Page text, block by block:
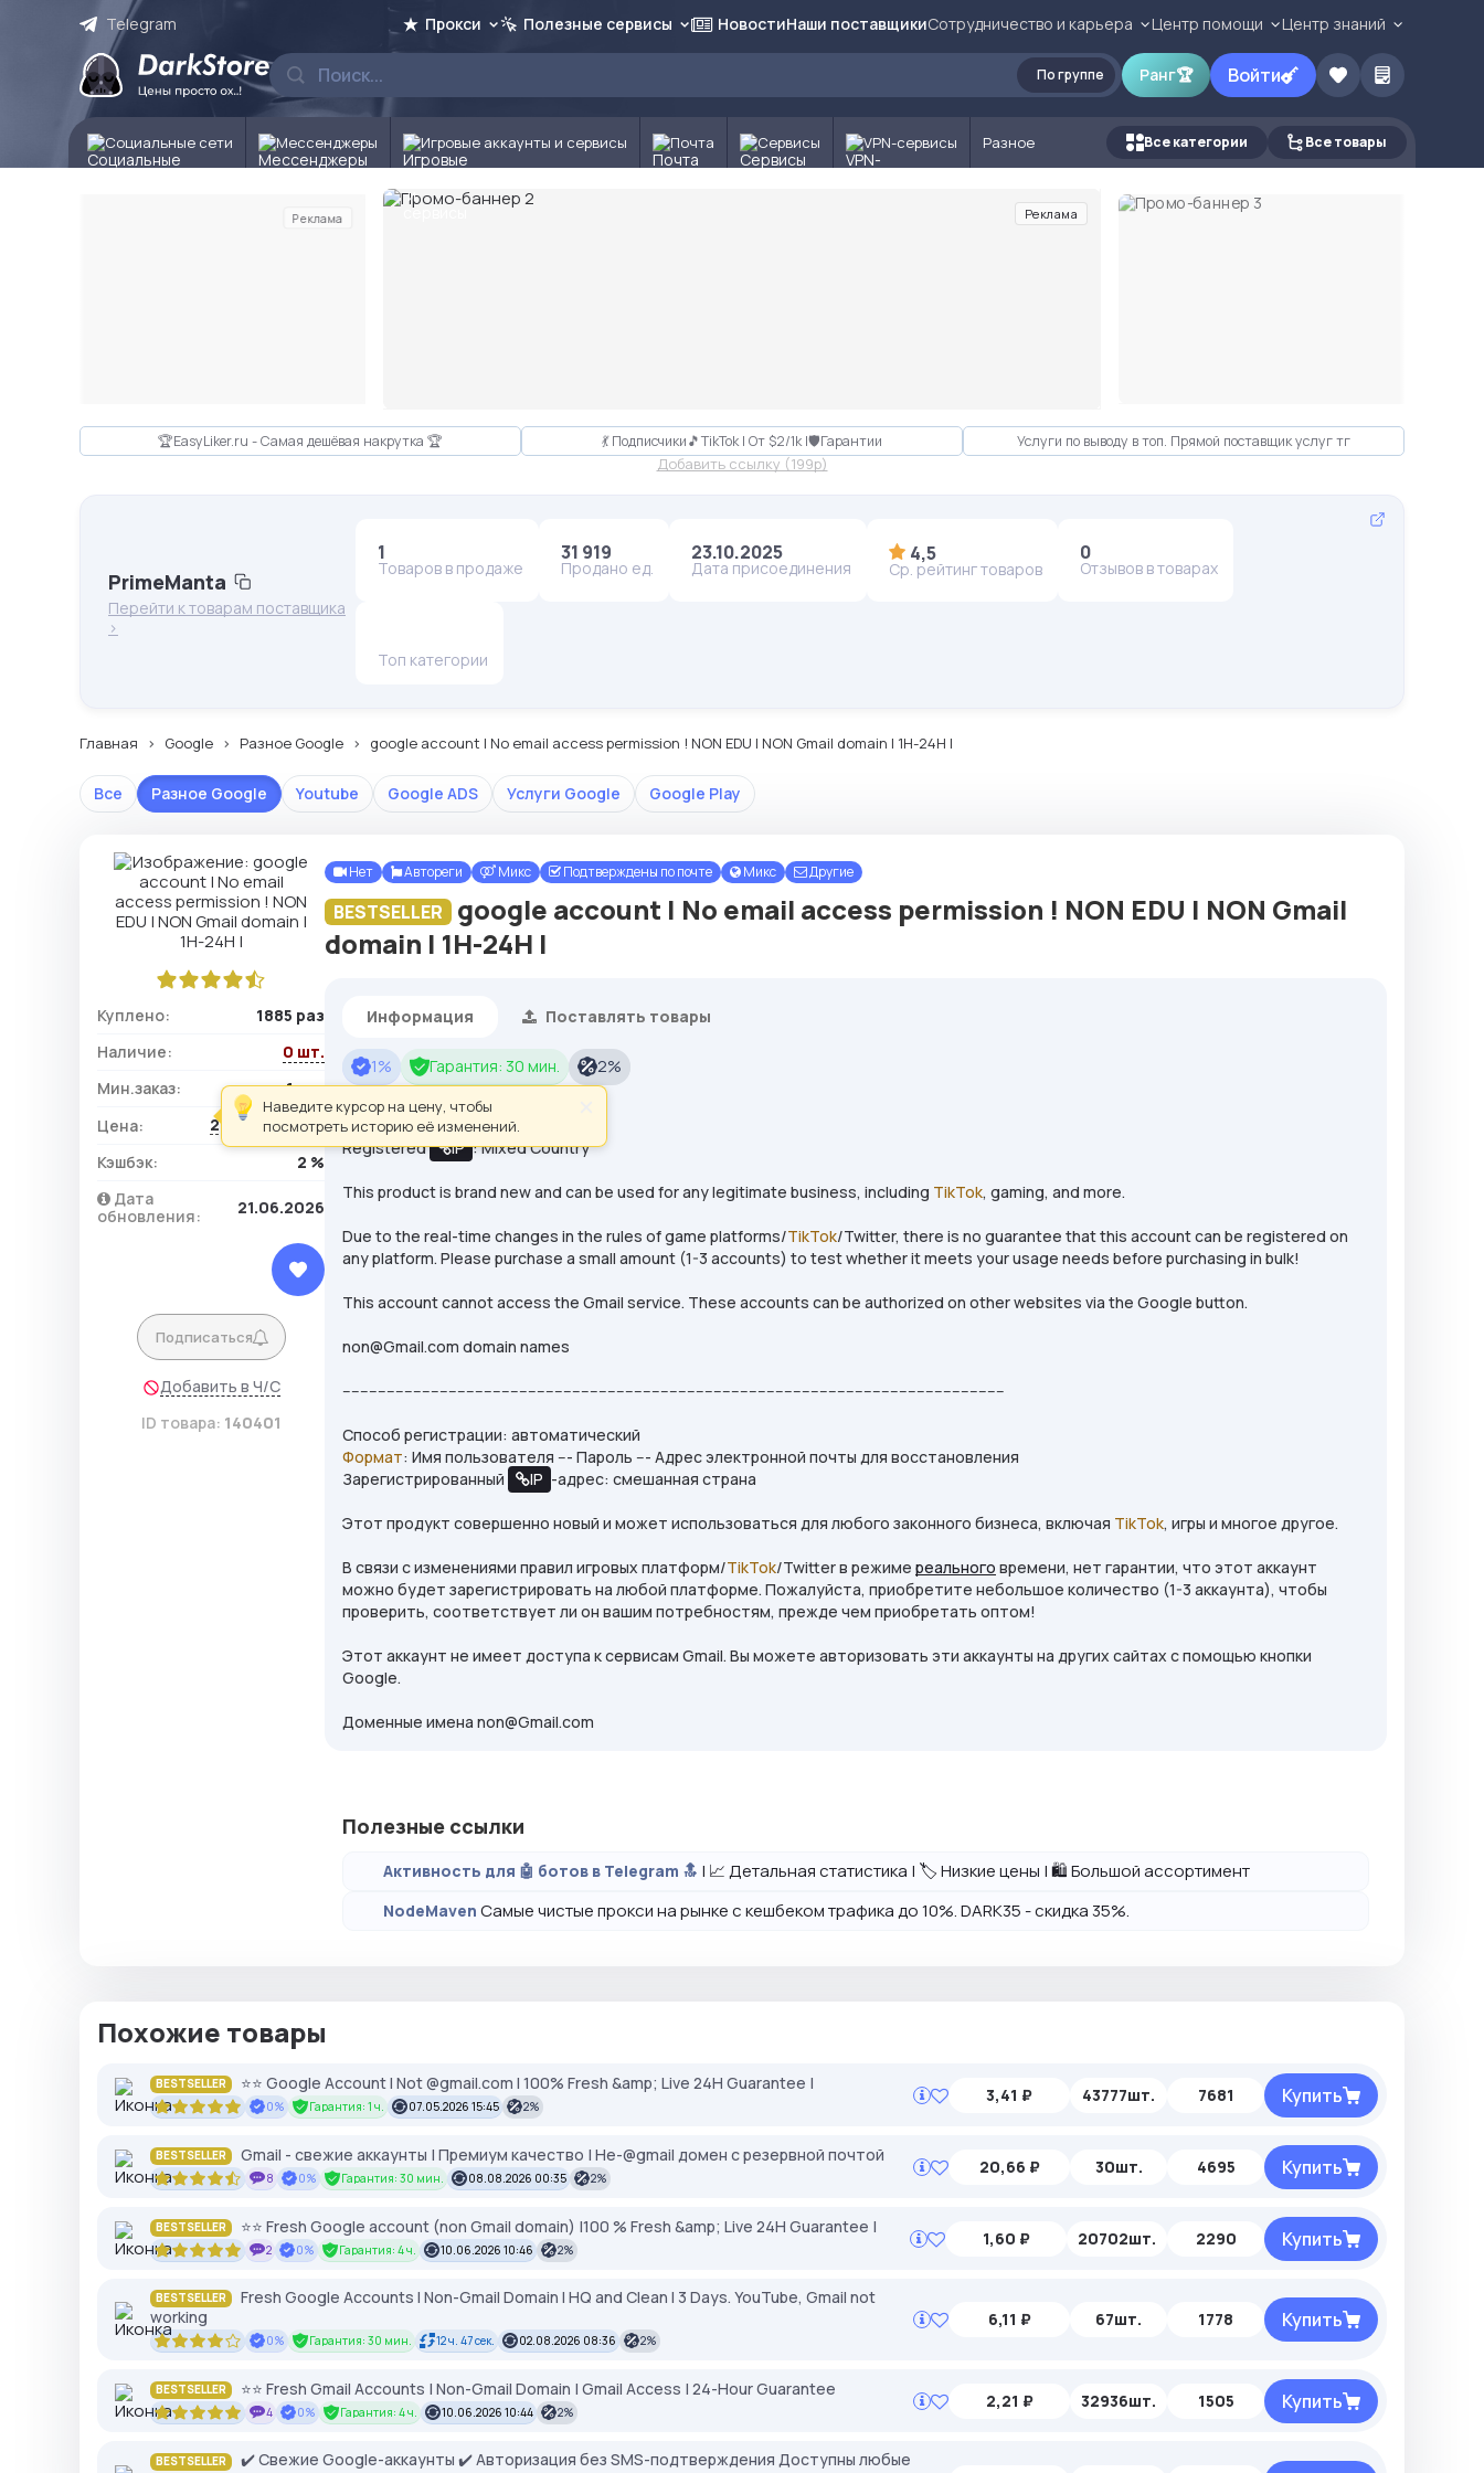
Telegram Прокси Полезные сервисы НовостиНаши поставщикиСотрудничество и карьера Центр помощи Центр знаний
По группе Ранг🏆 Войти
Социальные сети Мессенджеры Игровые аккаунты и сервисы Почта Сервисы VPN-сервисы Разное Все категории Все товары
Реклама Реклама
🏆EasyLiker.ru - Самая дешёвая накрутка 🏆 💃 Подписчики🎵TikTok | От $2/1k |🛡Гарантии Услуги по выводу в топ. Прямой поставщик услуг тг
Добавить ссылку (199p)
PrimeManta
Перейти к товарам поставщика
>
1
Товаров в продаже
31 919
Продано ед.
23.10.2025
Дата присоединения
4,5
Ср. рейтинг товаров
0
Отзывов в товарах
Топ категории
Главная Google Разное Google google account | No email access permission ! NON EDU | NON Gmail domain | 1H-24H |
Все Разное Google Youtube Google ADS Услуги Google Google Play
Куплено:
1885 раз
Наличие:
0 шт.
Мин.заказ:
1 шт.
Цена:
2,28 ₽ / шт.
Кэшбэк:
2 %
Дата
обновления:
21.06.2026
Подписаться
Добавить в Ч/С
ID товара: 140401
Нет Автореги Микс Подтверждены по почте Микс Другие
BESTSELLER
google account | No email access permission ! NON EDU | NON Gmail
domain | 1H-24H |
Информация Поставлять товары
1% Гарантия: 30 мин.
2%
Registration method:Auto
Format: Username | Password
Registered
IP : Mixed Country
This product is brand new and can be used for any legitimate business, including TikTok, gaming, and more.
Due to the real-time changes in the rules of game platforms/TikTok/Twitter, there is no guarantee that this account can be registered on
any platform. Please purchase a small amount (1-3 accounts) to test whether it meets your usage needs before purchasing in bulk!
This account cannot access the Gmail service. These accounts can be authorized on other websites via the Google button.
non@Gmail.com domain names
------------------------------------------------------------------------------------------------------------------------------------------------------
Способ регистрации: автоматический
Формат: Имя пользователя --- Пароль --- Адрес электронной почты для восстановления
Зарегистрированный
IP -адрес: смешанная страна
Этот продукт совершенно новый и может использоваться для любого законного бизнеса, включая TikTok, игры и многое другое.
В связи с изменениями правил игровых платформ/TikTok/Twitter в режиме реального времени, нет гарантии, что этот аккаунт
можно будет зарегистрировать на любой платформе. Пожалуйста, приобретите небольшое количество (1-3 аккаунта), чтобы
проверить, соответствует ли он вашим потребностям, прежде чем приобретать оптом!
Этот аккаунт не имеет доступа к сервисам Gmail. Вы можете авторизовать эти аккаунты на других сайтах с помощью кнопки
Google.
Доменные имена non@Gmail.com
Полезные ссылки
Активность для 🤖 ботов в Telegram 🔝 | 📈 Детальная статистика | 🏷️ Низкие цены | 🛍️ Большой ассортимент
NodeMaven Самые чистые прокси на рынке с кешбеком трафика до 10%. DARK35 - скидка 35%.
Похожие товары
BESTSELLER ⭐⭐ Google Account I Not @gmail.com I 100% Fresh &amp; Live 24H Guarantee |
0% Гарантия: 1 ч. 07.05.2026 15:45 2%
3,41 ₽ 43777шт. 7681 Купить
BESTSELLER Gmail - свежие аккаунты | Премиум качество | Не-@gmail домен с резервной почтой
8 0% Гарантия: 30 мин. 08.08.2026 00:35 2%
20,66 ₽ 30шт. 4695 Купить
BESTSELLER ⭐⭐ Fresh Google account (non Gmail domain) |100 % Fresh &amp; Live 24H Guarantee |
2 0% Гарантия: 4 ч. 10.06.2026 10:46 2%
1,60 ₽ 20702шт. 2290 Купить
BESTSELLER
Fresh Google Accounts I Non-Gmail Domain I HQ and Clean I 3 Days. YouTube, Gmail not
working
0% Гарантия: 30 мин. 12 ч. 47 сек. 02.08.2026 08:36 2%
6,11 ₽ 67шт. 1778 Купить
BESTSELLER ⭐⭐ Fresh Gmail Accounts | Non-Gmail Domain | Gmail Access | 24-Hour Guarantee
4 0% Гарантия: 4 ч. 10.06.2026 10:44 2%
2,21 ₽ 32936шт. 1505 Купить
BESTSELLER
✔️ Свежие Google-аккаунты ✔️ Авторизация без SMS-подтверждения Доступны любые
Наведите курсор на цену, чтобы
посмотреть историю её изменений.